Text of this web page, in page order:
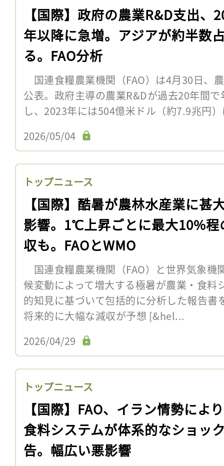
【国際】政府の農業R&D支出、
年以降に急増。アジアが約半数
る。FAO分析
国連食糧農業機関（FAO）は4月30日、
公表。政府主導の農業R&Dが過去20年間
し、2023年には504億米ドル（約7.9兆円
2026/05/04
トップニュース
【国際】酷暑が農林水産業に甚
影響。1℃上昇ごとに最大10%程
収も。FAOとWMO
国連食糧農業機関（FAO）と世界気象機
候変動によって増大する極暑が農業・食料
的知見に基づいて包括的に分析した報告書
将来的に大幅な減収が予想 [&hel...
2026/04/29
トップニュース
【国際】FAO、イラン情勢によ
食料システムが体系的なショッ
告。幅広い悪影響